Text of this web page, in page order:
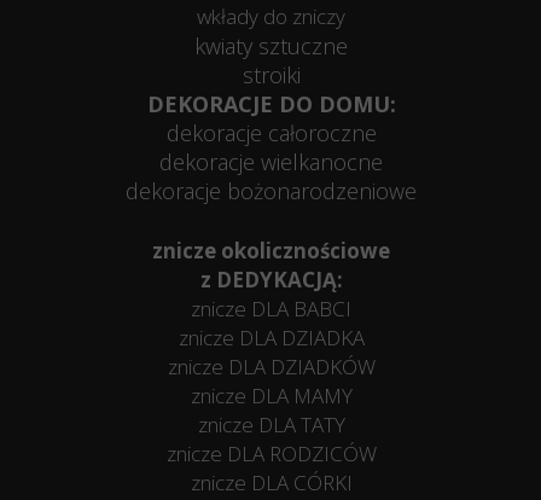
wkłady do zniczy
kwiaty sztuczne
stroiki
DEKORACJE DO DOMU:
dekoracje całoroczne
dekoracje wielkanocne
dekoracje bożonarodzeniowe
znicze okolicznościowe
z DEDYKACJĄ:
znicze DLA BABCI
znicze DLA DZIADKA
znicze DLA DZIADKÓW
znicze DLA MAMY
znicze DLA TATY
znicze DLA RODZICÓW
znicze DLA CÓRKI